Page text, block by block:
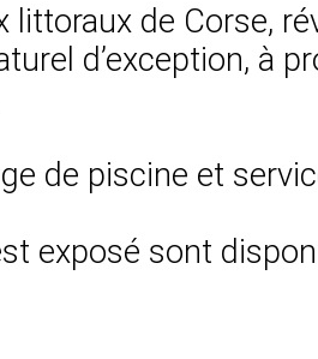
de Corse,
d’exception, à
de piscine et
exposé sont